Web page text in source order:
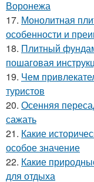
Воронежа
17. Монолитная
особенности и
18. Плитный
пошаговая
19. Чем
туристов
20. Осенняя
сажать
21. Какие
особое значение
22. Какие
для отдыха